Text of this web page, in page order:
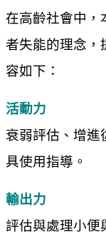
在高齡社會中，
者失能的理念，
容如下：
活動力
衰弱評估、增進
具使用指導。
輸出力
評估與處理小便